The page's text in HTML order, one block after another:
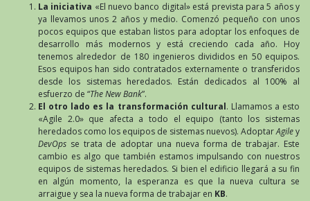
La iniciativa «El nuevo banco digital» está prevista para 5 años y
ya llevamos unos 2 años y medio. Comenzó pequeño con unos
pocos equipos que estaban listos para adoptar los enfoques de
desarrollo más modernos y está creciendo cada año. Hoy
tenemos alrededor de 180 ingenieros divididos en 50 equipos.
Esos equipos han sido contratados externamente o transferidos
desde los sistemas heredados. Están dedicados al 100% al
esfuerzo de “The New Bank”.
El otro lado es la transformación cultural. Llamamos a esto
«Agile 2.0» que afecta a todo el equipo (tanto los sistemas
heredados como los equipos de sistemas nuevos). AdoptarAgiley
DevOps se trata de adoptar una nueva forma de trabajar. Este
cambio es algo que también estamos impulsando con nuestros
equipos de sistemas heredados. Si bien el edificio llegará a su fin
en algún momento, la esperanza es que la nueva cultura se
arraigue y sea la nueva forma de trabajar en KB.